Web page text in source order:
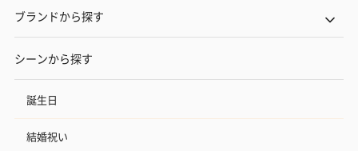
ブランドから探す
シーンから探す
誕生日
結婚祝い